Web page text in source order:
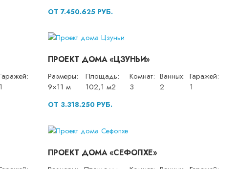
ОТ 7.450.625 РУБ.
1
ПРОЕКТ ДОМА «ЦЗУНЬИ»
Размеры:
9×11 м
Площадь:
102,1 м2
Комнат:
3
Ванных:
2
Гаражей:
1
ОТ 3.318.250 РУБ.
ПРОЕКТ ДОМА «СЕФОПХЕ»